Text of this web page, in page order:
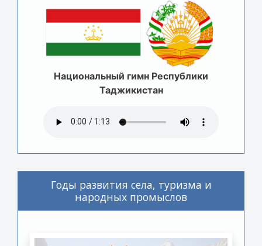
Национальный гимн Республики
Таджикистан
Годы развития села, туризма и
народных промыслов